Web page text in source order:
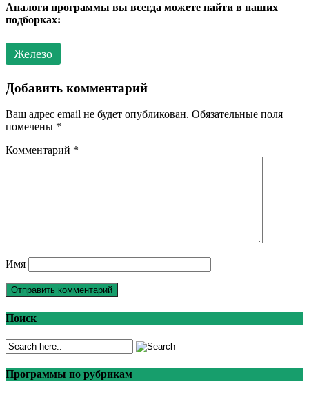
Аналоги программы вы всегда можете найти в наших
подборках:
Железо
Добавить комментарий
Ваш адрес email не будет опубликован. Обязательные поля
помечены *
Комментарий *
Имя
Поиск
Программы по рубрикам